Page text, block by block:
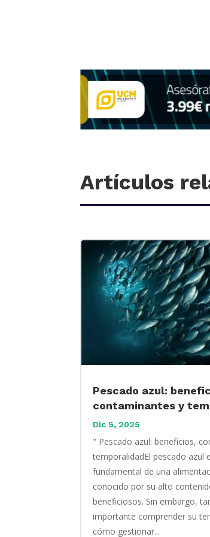
Artículos
Pescado azul:
contaminantes y
Dic 5, 2025
" Pescado azul: beneficios,
temporalidadEl pescado azul
fundamental de una
conocido por su alto
beneficiosos. Sin embargo,
importante comprender su
cómo gestionar...